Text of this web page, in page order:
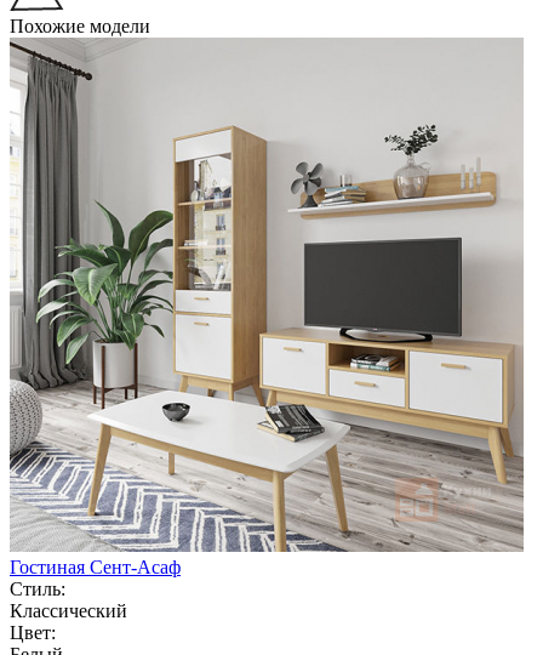
Похожие модели
Гостиная Сент-Асаф
Стиль:
Классический
Цвет: